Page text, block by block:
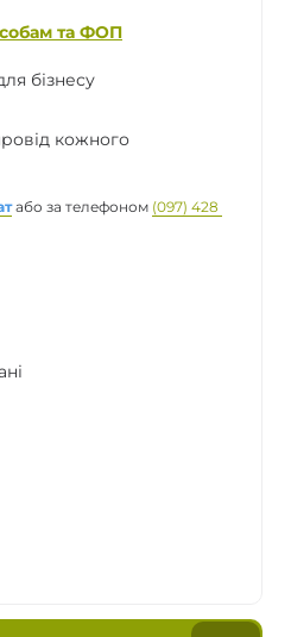
та ФОП
бізнесу
кожного
або за телефоном (097) 428